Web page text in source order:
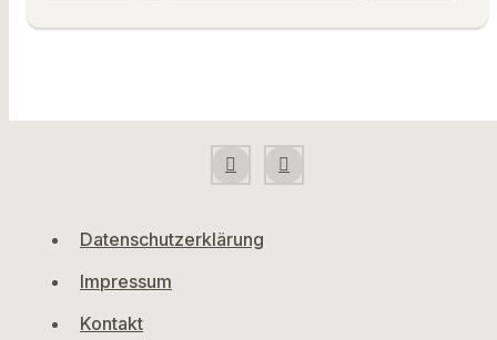
Datenschutzerklärung
Impressum
Kontakt